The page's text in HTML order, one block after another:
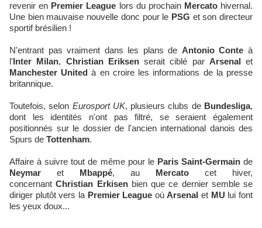
revenir en Premier League lors du prochain Mercatohivernal.
Une bien mauvaise nouvelle donc pour le PSG et son directeur
sportif brésilien !
N'entrant pas vraiment dans les plans de Antonio Conte à
l'Inter Milan, Christian Eriksenserait ciblé par Arsenal et
Manchester United à en croire les informations de la presse
britannique.
Toutefois, selon Eurosport UK, plusieurs clubs de Bundesliga,
dont les identités n'ont pas filtré, se seraient également
positionnés sur le dossier de l'ancien international danois des
Spurs de Tottenham.
Affaire à suivre tout de même pour le Paris Saint-Germainde
Neymar et Mbappé, au Mercato cet hiver,
concernantChristian Erkisenbien que ce dernier semble se
diriger plutôt vers la Premier League oùArsenal et MU lui font
les yeux doux...